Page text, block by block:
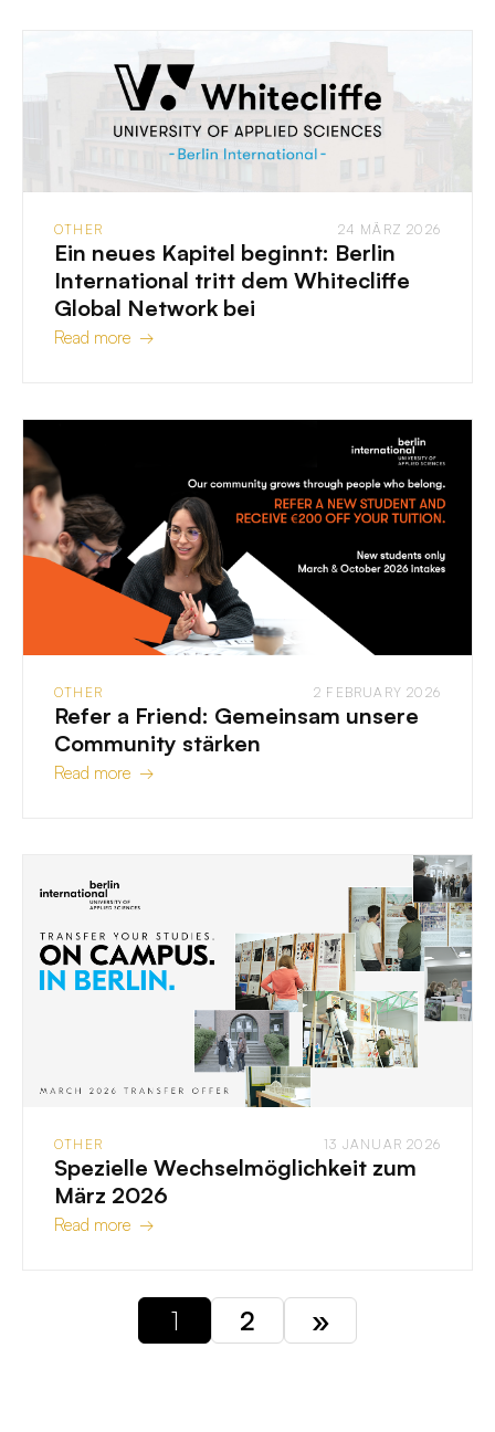
OTHER 24 MÄRZ 2026
Ein neues Kapitel beginnt: Berlin
International tritt dem Whitecliffe
Global Network bei
Read more →
OTHER 2 FEBRUARY 2026
Refer a Friend: Gemeinsam unsere
Community stärken
Read more →
OTHER 13 JANUAR 2026
Spezielle Wechselmöglichkeit zum
März 2026
Read more →
1 2 »